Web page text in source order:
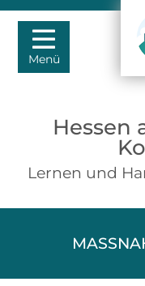
Menü
Hessen
Lernen und